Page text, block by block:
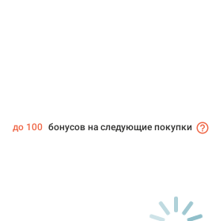
до 100 бонусов на следующие покупки